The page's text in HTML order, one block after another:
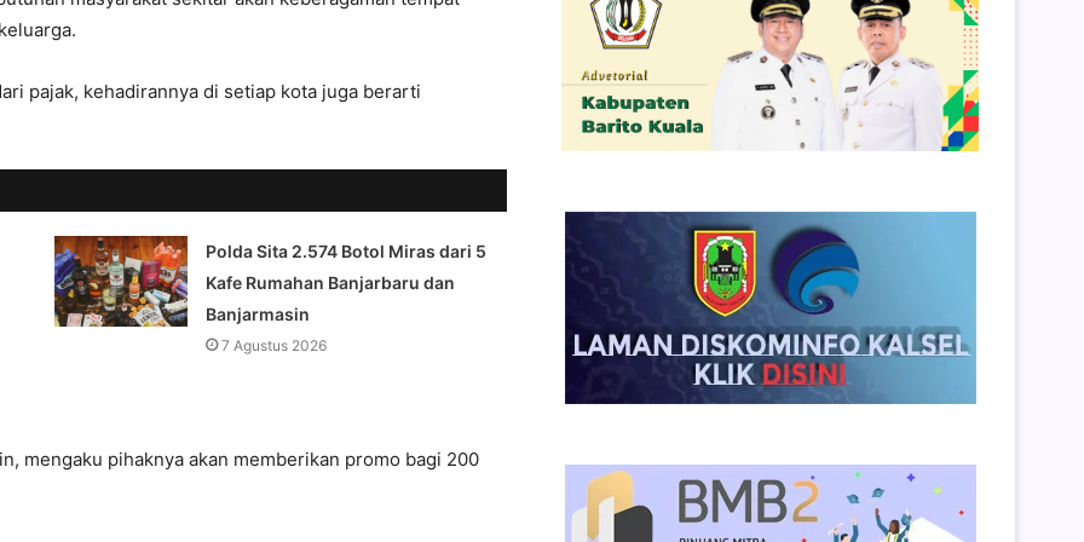
pajak, kehadirannya di setiap kota juga berarti
Polda Sita 2.574 Botol Miras dari 5
Kafe Rumahan Banjarbaru dan
Banjarmasin
7 Agustus 2026
mengaku pihaknya akan memberikan promo bagi 200